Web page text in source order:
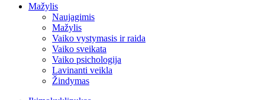
Mažylis
Naujagimis
Mažylis
Vaiko vystymasis ir raida
Vaiko sveikata
Vaiko psichologija
Lavinanti veikla
Žindymas